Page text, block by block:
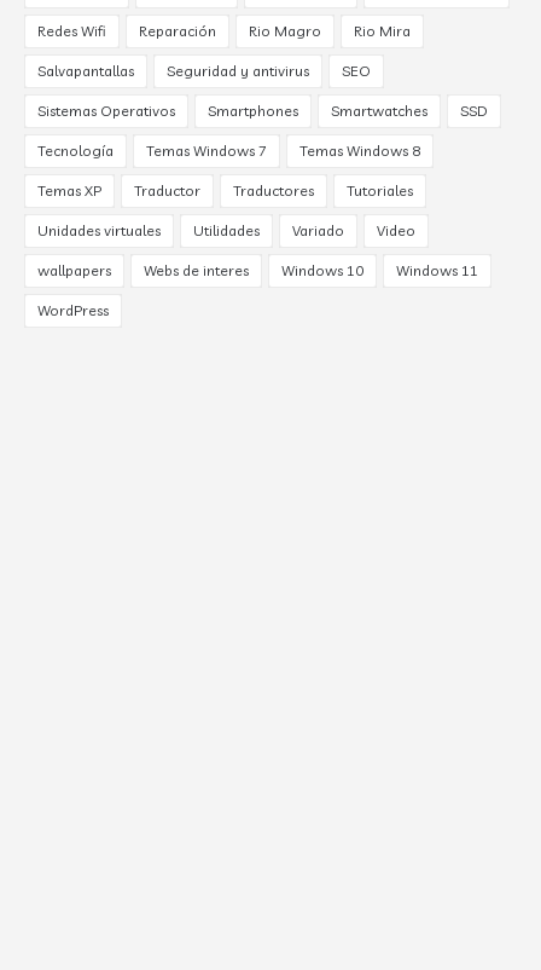
Redes Wifi Reparación Rio Magro Rio Mira
Salvapantallas Seguridad y antivirus SEO
Sistemas Operativos Smartphones Smartwatches SSD
Tecnología Temas Windows 7 Temas Windows 8
Temas XP Traductor Traductores Tutoriales
Unidades virtuales Utilidades Variado Video
wallpapers Webs de interes Windows 10 Windows 11
WordPress